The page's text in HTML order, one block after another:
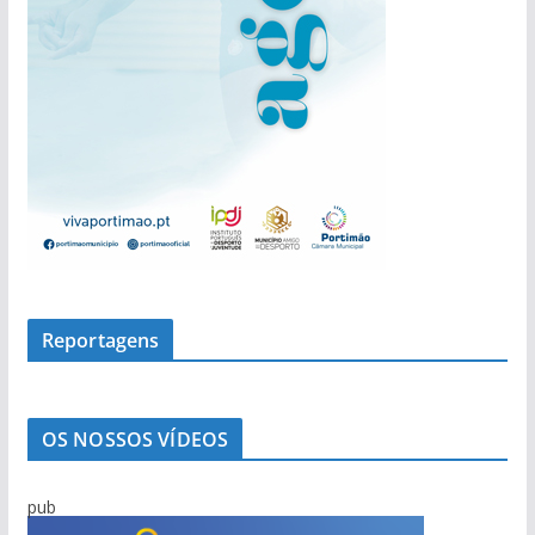
Reportagens
OS NOSSOS VÍDEOS
pub